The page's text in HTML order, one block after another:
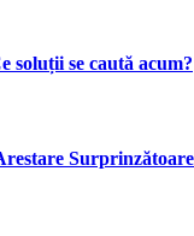
soluții se caută acum?